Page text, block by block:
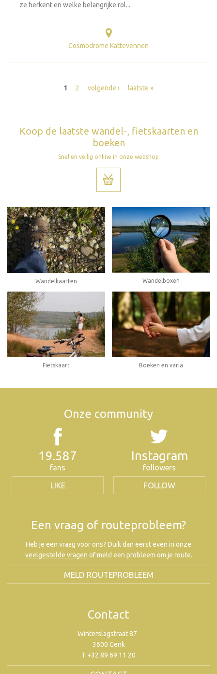
ze herkent en welke belangrijke rol...
Cosmodrome Kattevennen
1 2 volgende › laatste »
Koop de laatste wandel-, fietskaarten en
boeken
Snel en veilig online in onze webshop
Wandelkaarten Wandelboxen
Fietskaart Boeken en varia
Onze community
19.587
fans
LIKE
Instagram
followers
FOLLOW
Een vraag of routeprobleem?
Heb je een vraag voor ons? Duik dan eerst even in onze
veelgestelde vragen of meld een probleem om je route.
MELD ROUTEPROBLEEM
Contact
Winterslagstraat 87
3600 Genk
T +32 89 69 11 20